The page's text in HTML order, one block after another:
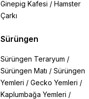
Ginepig Kafesi / Hamster
Çarkı
Sürüngen
Sürüngen Teraryum /
Sürüngen Matı / Sürüngen
Yemleri / Gecko Yemleri /
Kaplumbağa Yemleri /